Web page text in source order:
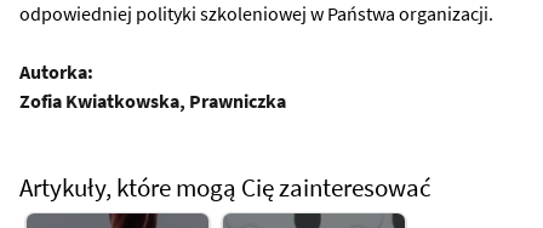
odpowiedniej polityki szkoleniowej w Państwa organizacji.
Autorka:
Zofia Kwiatkowska, Prawniczka
Artykuły, które mogą Cię zainteresować